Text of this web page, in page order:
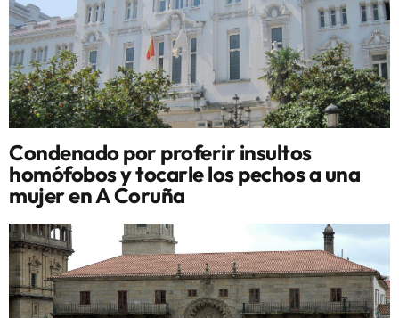
Condenado por proferir insultos
homófobos y tocarle los pechos a una
mujer en A Coruña